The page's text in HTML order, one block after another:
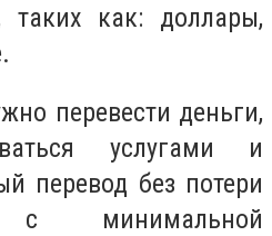
как: доллары,
перевести деньги,
услугами и
перевод без потери
минимальной